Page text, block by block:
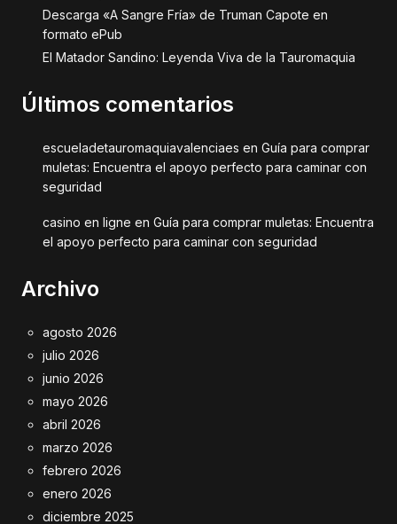
Descarga «A Sangre Fría» de Truman Capote en
formato ePub
El Matador Sandino: Leyenda Viva de la Tauromaquia
Últimos comentarios
escueladetauromaquiavalenciaes en Guía para comprar
muletas: Encuentra el apoyo perfecto para caminar con
seguridad
casino en ligne en Guía para comprar muletas: Encuentra
el apoyo perfecto para caminar con seguridad
Archivo
agosto 2026
julio 2026
junio 2026
mayo 2026
abril 2026
marzo 2026
febrero 2026
enero 2026
diciembre 2025